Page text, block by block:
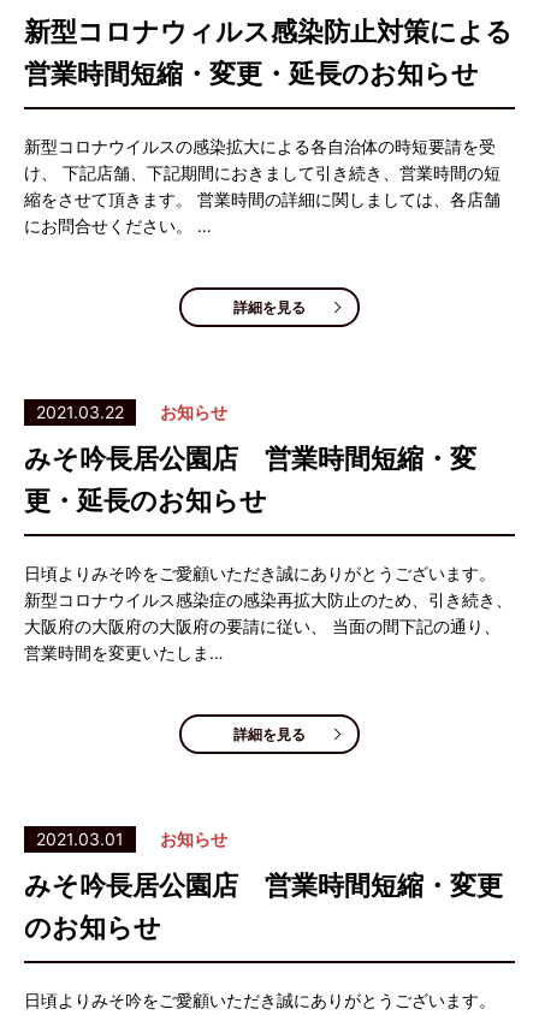
新型コロナウィルス感染防止対策による
営業時間短縮・変更・延長のお知らせ
新型コロナウイルスの感染拡大による各自治体の時短要請を受
け、 下記店舗、下記期間におきまして引き続き、営業時間の短
縮をさせて頂きます。 営業時間の詳細に関しましては、各店舗
にお問合せください。 …
詳細を見る
2021.03.22 お知らせ
みそ吟長居公園店 営業時間短縮・変
更・延長のお知らせ
日頃よりみそ吟をご愛顧いただき誠にありがとうございます。
新型コロナウイルス感染症の感染再拡大防止のため、引き続き、
大阪府の大阪府の大阪府の要請に従い、 当面の間下記の通り、
営業時間を変更いたしま…
詳細を見る
2021.03.01 お知らせ
みそ吟長居公園店 営業時間短縮・変更
のお知らせ
日頃よりみそ吟をご愛顧いただき誠にありがとうございます。